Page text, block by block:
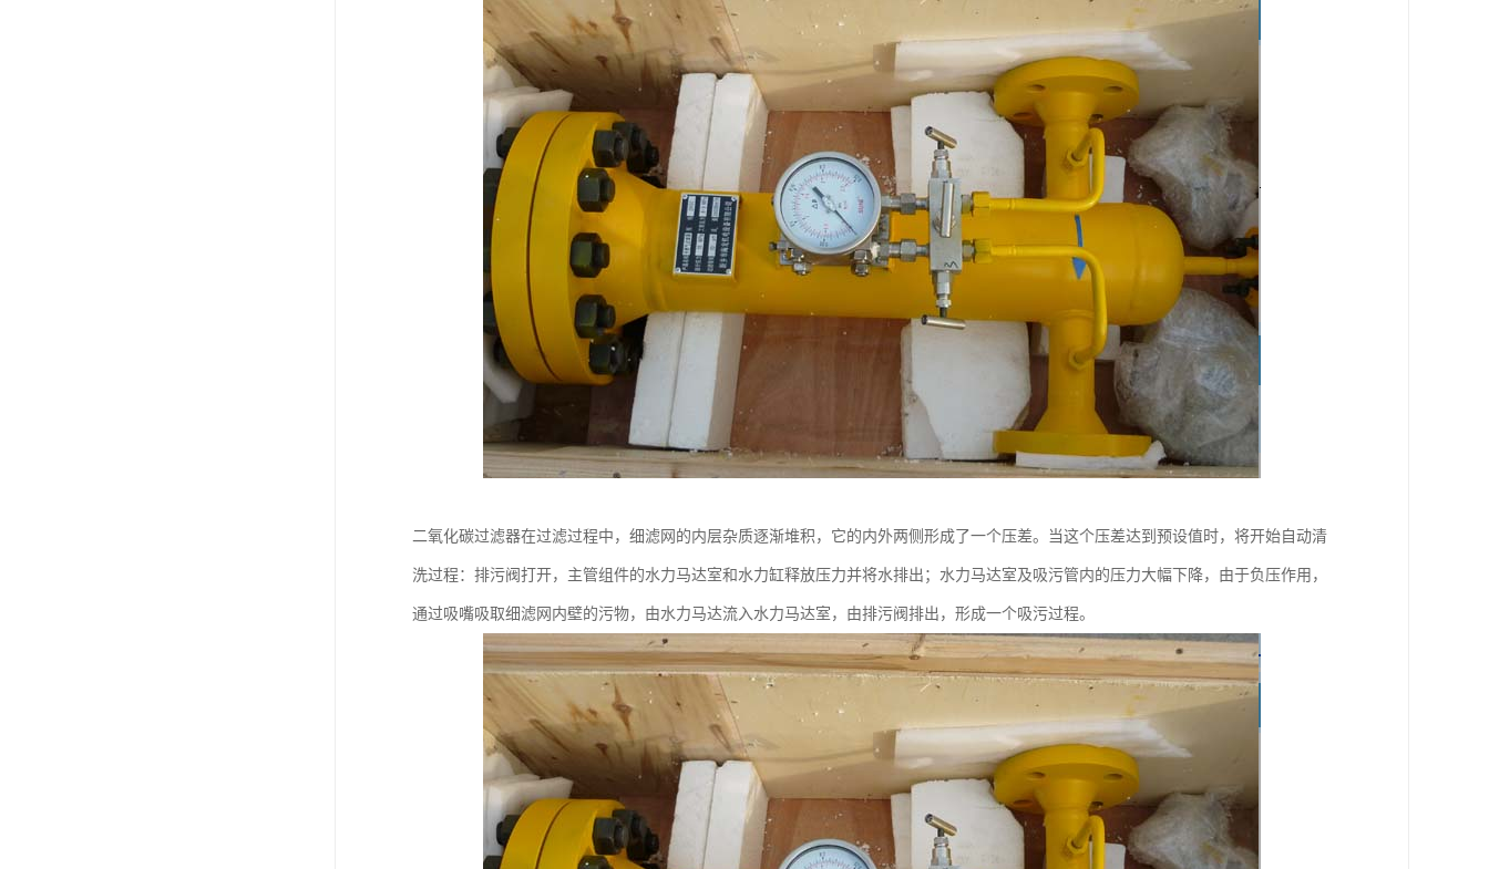
二氧化碳过滤器在过滤过程中，细滤网的内层杂质逐渐堆积，它的内外两侧形成了一个压差。当这个压差达到预设值时，将开始自动清
洗过程：排污阀打开，主管组件的水力马达室和水力缸释放压力并将水排出；水力马达室及吸污管内的压力大幅下降，由于负压作用，
通过吸嘴吸取细滤网内壁的污物，由水力马达流入水力马达室，由排污阀排出，形成一个吸污过程。